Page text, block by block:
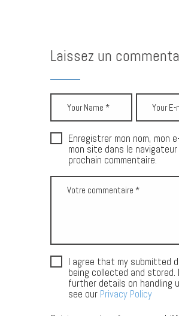
Laissez un
Enregistrer mon nom, mon
mon site dans le navigateur
prochain commentaire.
I agree that my submitted
being collected and stored.
further details on handling
see our Privacy Policy